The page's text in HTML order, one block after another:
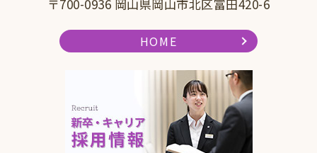
〒700-0936 岡山県岡山市北区富田420-6
HOME